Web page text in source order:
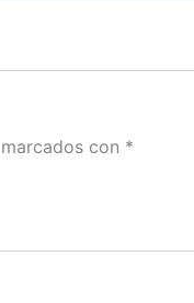
con *